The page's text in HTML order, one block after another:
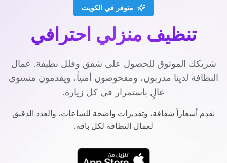
متوفر في الكويت
تنظيف منزلي احترافي
شريكك الموثوق للحصول على شقق وفلل نظيفة. عمال
النظافة لدينا مدربون، ومفحوصون أمنياً، ويقدمون مستوى
عالٍ باستمرار في كل زيارة.
نقدم أسعاراً شفافة، وتقديرات واضحة للساعات، والعدد الدقيق
لعمال النظافة لكل باقة.